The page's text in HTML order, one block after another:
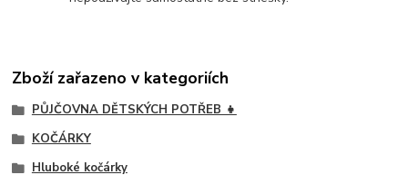
Zboží zařazeno v kategoriích
PŮJČOVNA DĚTSKÝCH POTŘEB 👧
KOČÁRKY
Hluboké kočárky